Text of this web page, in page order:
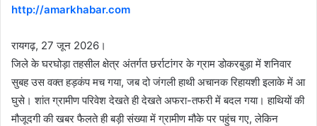
http://amarkhabar.com
रायगढ़, 27 जून 2026।
जिले के घरघोड़ा तहसील क्षेत्र अंतर्गत छर्राटांगर के ग्राम डोकरबुड़ा में शनिवार
सुबह उस वक्त हड़कंप मच गया, जब दो जंगली हाथी अचानक रिहायशी इलाके में आ
घुसे। शांत ग्रामीण परिवेश देखते ही देखते अफरा-तफरी में बदल गया। हाथियों की
मौजूदगी की खबर फैलते ही बड़ी संख्या में ग्रामीण मौके पर पहुंच गए, लेकिन